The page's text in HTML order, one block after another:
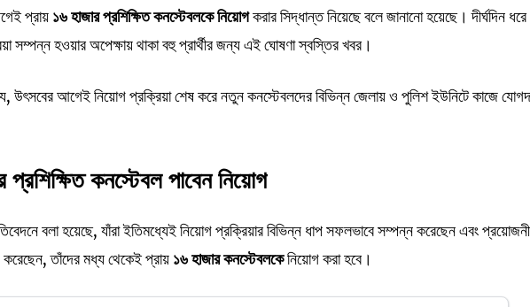
প্রায় ১৬হাজারপ্রশিক্ষিতকনস্টেবলকেনিয়োগকরার সিদ্ধান্ত নিয়েছে বলে জানানো হয়েছে। দীর্ঘদিন ধরে
সম্পন্ন হওয়ার অপেক্ষায় থাকা বহু প্রার্থীর জন্য এই ঘোষণা স্বস্তির খবর।
উৎসবের আগেই নিয়োগ প্রক্রিয়া শেষ করে নতুন কনস্টেবলদের বিভিন্ন জেলায় ও পুলিশ ইউনিটে কাজে
প্রশিক্ষিতকনস্টেবলপাবেননিয়োগ
বলা হয়েছে, যাঁরা ইতিমধ্যেই নিয়োগ প্রক্রিয়ার বিভিন্ন ধাপ সফলভাবে সম্পন্ন করেছেন এবং
করেছেন, তাঁদের মধ্য থেকেই প্রায় ১৬হাজারকনস্টেবলকেনিয়োগ করা হবে।